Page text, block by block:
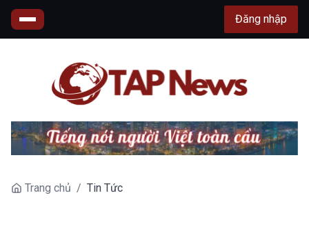
Đăng nhập
Trang chủ / Tin Tức